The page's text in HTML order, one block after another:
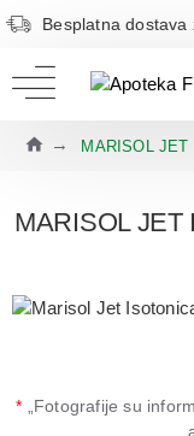
Besplatna
MARISOL JET
MARISOL JET
* „Fotografije su